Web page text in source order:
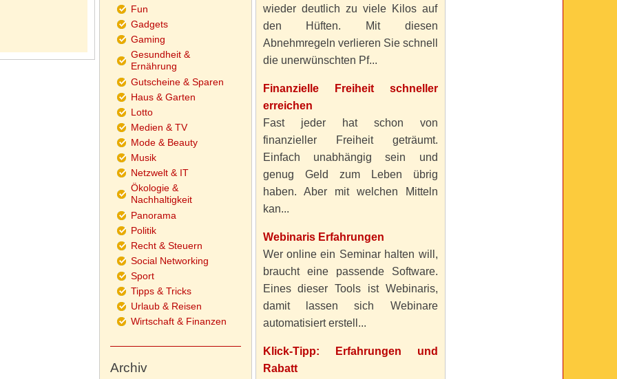
wieder deutlich zu viele Kilos auf
den Hüften. Mit diesen
Abnehmregeln verlieren Sie schnell
die unerwünschten Pf...
Finanzielle Freiheit schneller
erreichen
Fast jeder hat schon von
finanzieller Freiheit geträumt.
Einfach unabhängig sein und
genug Geld zum Leben übrig
haben. Aber mit welchen Mitteln
kan...
Webinaris Erfahrungen
Wer online ein Seminar halten will,
braucht eine passende Software.
Eines dieser Tools ist Webinaris,
damit lassen sich Webinare
automatisiert erstell...
Klick-Tipp: Erfahrungen und
Rabatt
Fun
Gadgets
Gaming
Gesundheit &
Ernährung
Gutscheine & Sparen
Haus & Garten
Lotto
Medien & TV
Mode & Beauty
Musik
Netzwelt & IT
Ökologie &
Nachhaltigkeit
Panorama
Politik
Recht & Steuern
Social Networking
Sport
Tipps & Tricks
Urlaub & Reisen
Wirtschaft & Finanzen
Archiv